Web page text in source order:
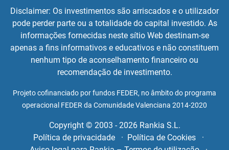
Disclaimer: Os investimentos são arriscados e o utilizador
pode perder parte ou a totalidade do capital investido. As
informações fornecidas neste sítio Web destinam-se
apenas a fins informativos e educativos e não constituem
nenhum tipo de aconselhamento financeiro ou
recomendação de investimento.
Projeto cofinanciado por fundos FEDER, no âmbito do programa
operacional FEDER da Comunidade Valenciana 2014-2020
Copyright © 2003 - 2026 Rankia S.L.
Política de privacidade
Política de Cookies